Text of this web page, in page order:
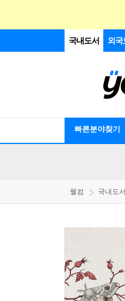
국내도서 외국
빠른분야찾기
웰컴 국내도서